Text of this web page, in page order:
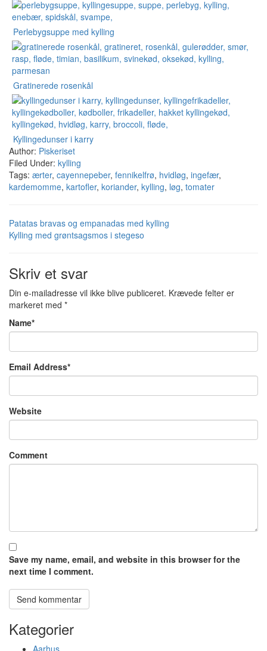
Perlebygsuppe med kylling
Gratinerede rosenkål
Kyllingedunser i karry
Author: Piskeriset
Filed Under: kylling
Tags: ærter, cayennepeber, fennikelfrø, hvidløg, ingefær,
kardemomme, kartofler, koriander, kylling, løg, tomater
Patatas bravas og empanadas med kylling
Kylling med grøntsagsmos i stegeso
Skriv et svar
Din e-mailadresse vil ikke blive publiceret. Krævede felter er
markeret med *
Name*
Email Address*
Website
Comment
Save my name, email, and website in this browser for the
next time I comment.
Kategorier
Aarhus